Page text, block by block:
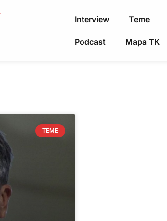
Interview Teme
Podcast Mapa TK
TEME